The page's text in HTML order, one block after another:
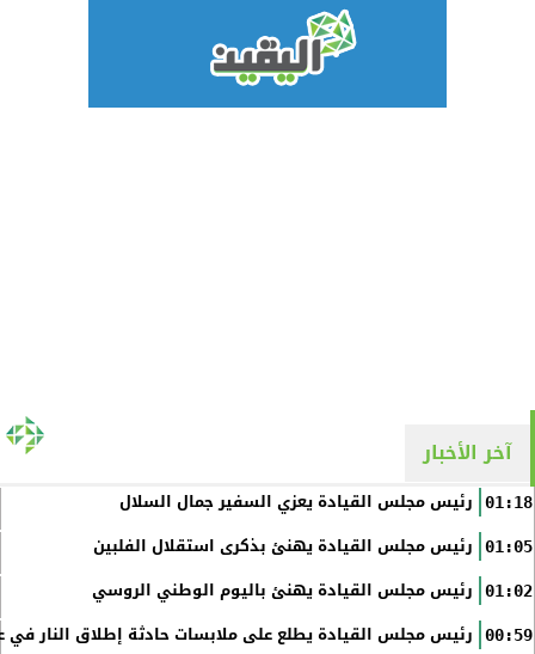
آخر الأخبار
01:18 رئيس مجلس القيادة يعزي السفير جمال السلال
01:05 رئيس مجلس القيادة يهنئ بذكرى استقلال الفلبين
01:02 رئيس مجلس القيادة يهنئ باليوم الوطني الروسي
00:59 رئيس مجلس القيادة يطلع على ملابسات حادثة إطلاق النار في